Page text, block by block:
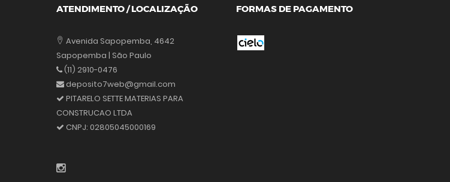
ATENDIMENTO / LOCALIZAÇÃO
Avenida Sapopemba, 4642
Sapopemba | São Paulo
(11) 2910-0476
deposito7web@gmail.com
PITARELO SETTE MATERIAS PARA
CONSTRUCAO LTDA
CNPJ: 02805045000169
FORMAS DE PAGAMENTO